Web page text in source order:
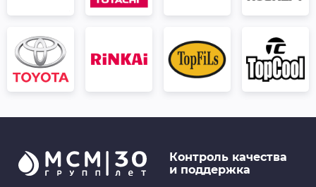
Контроль качества
и поддержка